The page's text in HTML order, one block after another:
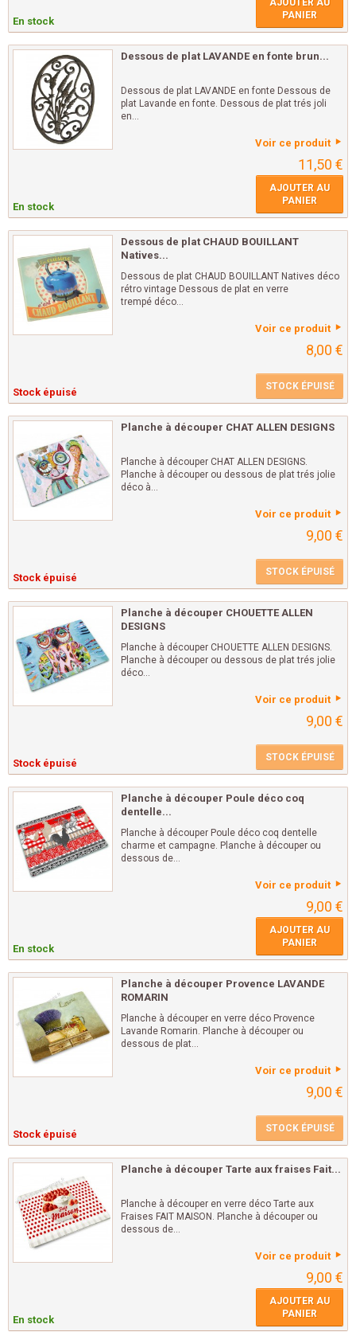
En stock
AJOUTER AU
PANIER
Dessous de plat LAVANDE en fonte brun...
Dessous de plat LAVANDE en fonte Dessous de
plat Lavande en fonte. Dessous de plat trés joli
en...
Voir ce produit
11,50 €
En stock
AJOUTER AU
PANIER
Dessous de plat CHAUD BOUILLANT
Natives...
Dessous de plat CHAUD BOUILLANT Natives déco
rétro vintage Dessous de plat en verre
trempé déco...
Voir ce produit
8,00 €
Stock épuisé STOCK ÉPUISÉ
Planche à découper CHAT ALLEN DESIGNS
Planche à découper CHAT ALLEN DESIGNS.
Planche à découper ou dessous de plat trés jolie
déco à...
Voir ce produit
9,00 €
Stock épuisé STOCK ÉPUISÉ
Planche à découper CHOUETTE ALLEN
DESIGNS
Planche à découper CHOUETTE ALLEN DESIGNS.
Planche à découper ou dessous de plat trés jolie
déco...
Voir ce produit
9,00 €
Stock épuisé STOCK ÉPUISÉ
Planche à découper Poule déco coq
dentelle...
Planche à découper Poule déco coq dentelle
charme et campagne. Planche à découper ou
dessous de...
Voir ce produit
9,00 €
En stock
AJOUTER AU
PANIER
Planche à découper Provence LAVANDE
ROMARIN
Planche à découper en verre déco Provence
Lavande Romarin. Planche à découper ou
dessous de plat...
Voir ce produit
9,00 €
Stock épuisé STOCK ÉPUISÉ
Planche à découper Tarte aux fraises Fait...
Planche à découper en verre déco Tarte aux
Fraises FAIT MAISON. Planche à découper ou
dessous de...
Voir ce produit
9,00 €
En stock
AJOUTER AU
PANIER